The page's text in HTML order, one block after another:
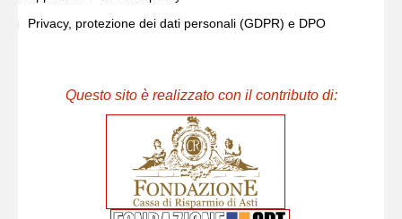
Privacy, protezione dei dati personali (GDPR) e DPO
Questo sito è realizzato con il contributo di: